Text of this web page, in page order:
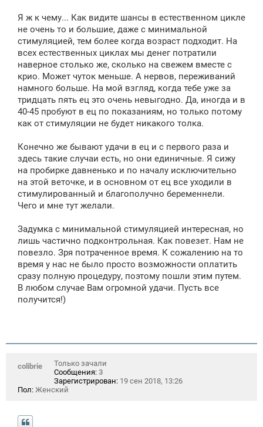
Я ж к чему... Как видите шансы в естественном цикле
не очень то и большие, даже с минимальной
стимуляцией, тем более когда возраст подходит. На
всех естественных циклах мы денег потратили
наверное столько же, сколько на свежем вместе с
крио. Может чуток меньше. А нервов, переживаний
намного больше. На мой взгляд, когда тебе уже за
тридцать пять ец это очень невыгодно. Да, иногда и в
40-45 пробуют в ец по показаниям, но только потому
как от стимуляции не будет никакого толка.
Конечно же бывают удачи в ец и с первого раза и
здесь такие случаи есть, но они единичные. Я сижу
на пробирке давненько и по началу исключительно
на этой веточке, и в основном от ец все уходили в
стимулированный и благополучно беременнели.
Чего и мне тут желали.
Задумка с минимальной стимуляцией интересная, но
лишь частично подконтрольная. Как повезет. Нам не
повезло. Зря потраченное время. К сожалению на то
время у нас не было просто возможности оплатить
сразу полную процедуру, поэтому пошли этим путем.
В любом случае Вам огромной удачи. Пусть все
получится!)
colibrie
Только зачали
Сообщения: 3
Зарегистрирован: 19 сен 2018, 13:26
Пол: Женский